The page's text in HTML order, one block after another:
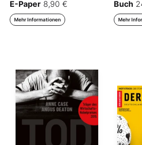
E-Paper 8,90 €
Mehr Informationen
Buch
Mehr